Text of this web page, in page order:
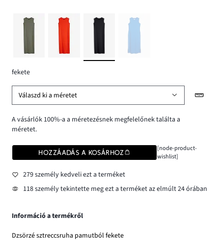
fekete
Válaszd ki a méretet
A vásárlók 100%-a a méretezésnek megfelelőnek találta a
méretet.
HOZZÁADÁS A KOSÁRHOZ
[node-product-
wishlist]
279 személy kedveli ezt a terméket
118 személy tekintette meg ezt a terméket az elmúlt 24 órában
Információ a termékről
Dzsörzé sztreccsruha pamutból fekete